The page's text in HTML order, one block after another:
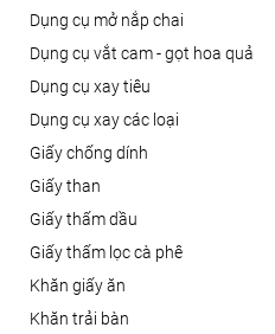
dụng cụ mở nắp chai
dụng cụ vắt cam - gọt hoa quả
dụng cụ xay tiêu
dụng cụ xay các loại
giấy chống dính
giấy than
giấy thấm dầu
giấy thấm lọc cà phê
khăn giấy ăn
khăn trải bàn